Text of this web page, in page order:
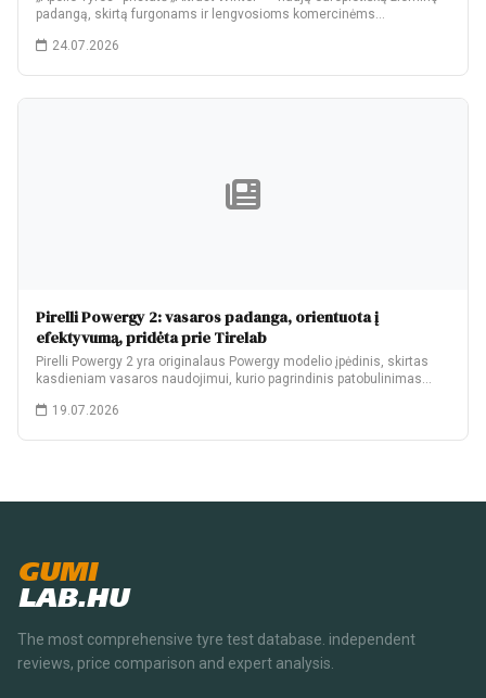
padangą, skirtą furgonams ir lengvosioms komercinėms…
24.07.2026
Pirelli Powergy 2: vasaros padanga, orientuota į
efektyvumą, pridėta prie Tirelab
Pirelli Powergy 2 yra originalaus Powergy modelio įpėdinis, skirtas
kasdieniam vasaros naudojimui, kurio pagrindinis patobulinimas…
19.07.2026
GUMI
LAB.HU
The most comprehensive tyre test database. independent
reviews, price comparison and expert analysis.